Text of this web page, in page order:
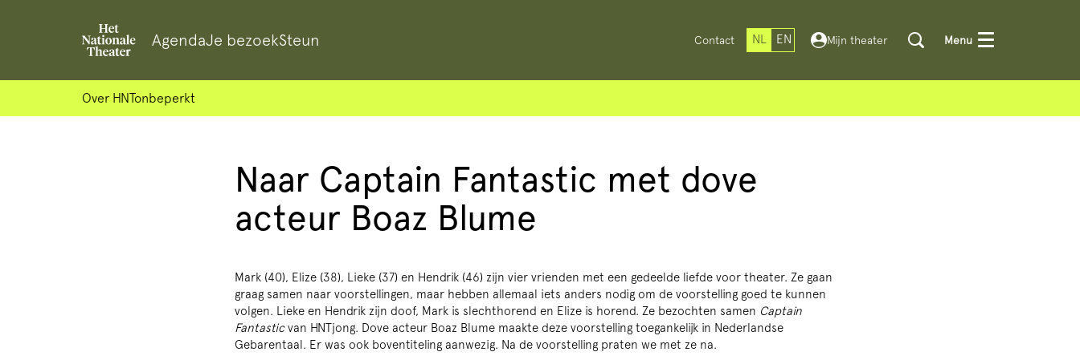
AgendaJe bezoekSteun Contact NL EN Mijn theater Menu
Over HNTonbeperkt
Naar Captain Fantastic met dove
acteur Boaz Blume
Mark (40), Elize (38), Lieke (37) en Hendrik (46) zijn vier vrienden met een gedeelde liefde voor theater. Ze gaan
graag samen naar voorstellingen, maar hebben allemaal iets anders nodig om de voorstelling goed te kunnen
volgen. Lieke en Hendrik zijn doof, Mark is slechthorend en Elize is horend. Ze bezochten samen Captain
Fantasticvan HNTjong. Dove acteur Boaz Blume maakte deze voorstelling toegankelijk in Nederlandse
Gebarentaal. Er was ook boventiteling aanwezig. Na de voorstelling praten we met ze na.